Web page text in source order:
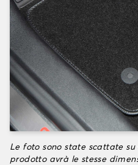
Le foto sono state scattate
prodotto avrà le stesse